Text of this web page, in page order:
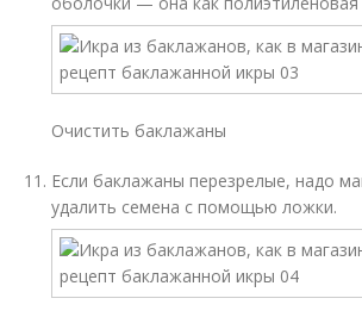
Очистить баклажаны
Если баклажаны перезрелые, надо
удалить семена с помощью ложки.